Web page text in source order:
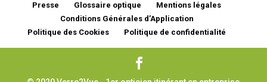
Presse
Glossaire optique
Mentions légales
Conditions Générales d’Application
Politique des Cookies
Politique de confidentialité